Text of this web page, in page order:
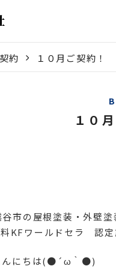
約 １０月ご契約！
１０
市の屋根塗装・外壁塗
KFワールドセラ 認定
んにちは(●´ω｀●)